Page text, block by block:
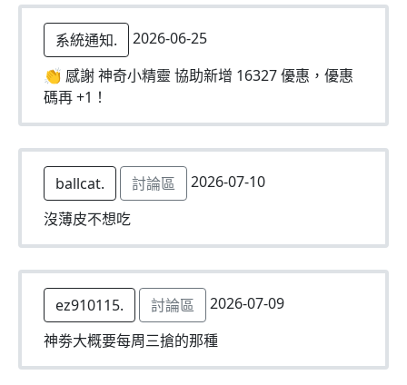
系統通知.
2026-06-25
👏 感謝 神奇小精靈 協助新增 16327 優惠，優惠
碼再 +1！
ballcat. 討論區
2026-07-10
沒薄皮不想吃
ez910115. 討論區
2026-07-09
神劵大概要每周三搶的那種